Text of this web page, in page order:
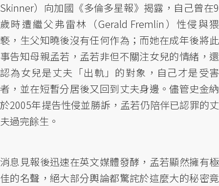
Skinner）向加國《多倫多星報》揭露，自己曾在9
歲時遭繼父弗雷林（Gerald Fremlin）性侵與猥
褻，生父知曉後沒有任何作為；而她在成年後將此
事告知母親孟若，孟若非但不關注女兒的情緒，還
認為女兒是丈夫「出軌」的對象，自己才是受害
者，並在短暫分居後又回到丈夫身邊。儘管史金納
於2005年提告性侵並勝訴，孟若仍陪伴已認罪的丈
夫過完餘生。
消息見報後迅速在英文媒體發酵，孟若顯然擁有極
佳的名聲，絕大部分輿論都驚詫於這麼大的秘密竟